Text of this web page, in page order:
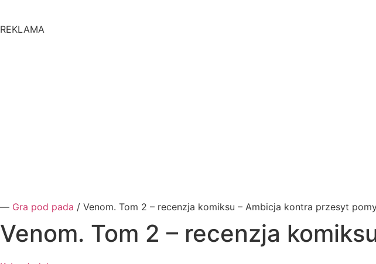
REKLAMA
― Gra pod pada / Venom. Tom 2 – recenzja komiksu – Ambicja kontra przesyt
Venom. Tom 2 – recenzja